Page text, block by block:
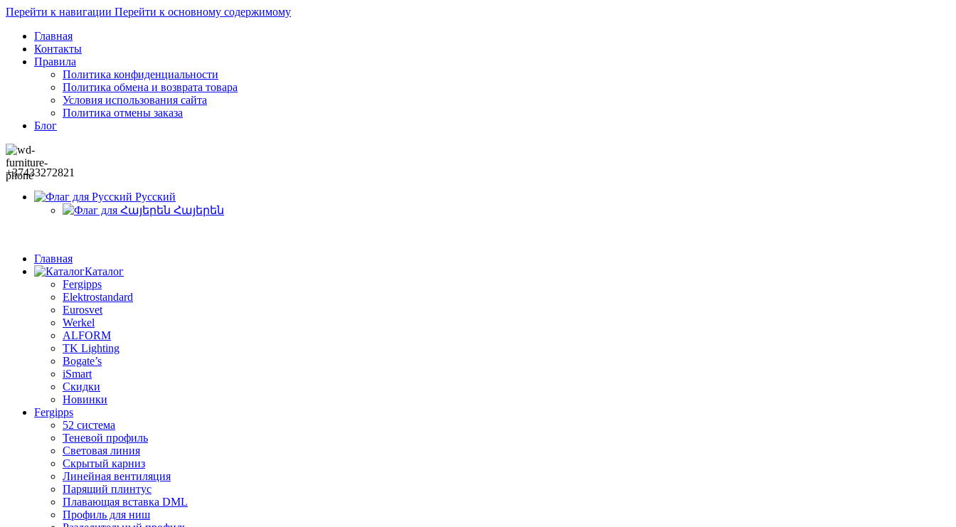
Перейти к навигации Перейти к основному содержимому
Главная
Контакты
Правила
Политика конфиденциальности
Политика обмена и возврата товара
Условия использования сайта
Политика отмены заказа
Блог
+37433272821
Русский
Հայերեն
Главная
Каталог
Fergipps
Elektrostandard
Eurosvet
Werkel
ALFORM
TK Lighting
Bogate’s
iSmart
Скидки
Новинки
Fergipps
52 система
Теневой профиль
Световая линия
Скрытый карниз
Линейная вентиляция
Парящий плинтус
Плавающая вставка DML
Профиль для ниш